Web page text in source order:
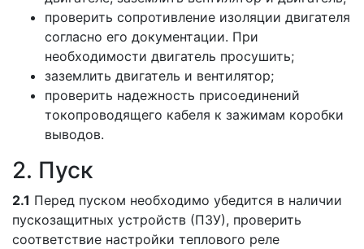
проверить сопротивление изоляции двигателя
согласно его документации. При
необходимости двигатель просушить;
заземлить двигатель и вентилятор;
проверить надежность присоединений
токопроводящего кабеля к зажимам коробки
выводов.
2. Пуск
2.1 Перед пуском необходимо убедится в наличии
пускозащитных устройств (ПЗУ), проверить
соответствие настройки теплового реле